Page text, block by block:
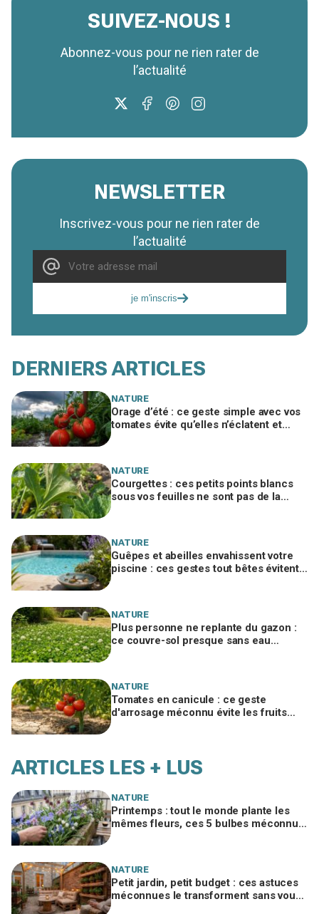
SUIVEZ-NOUS !
Abonnez-vous pour ne rien rater de
l’actualité
NEWSLETTER
Inscrivez-vous pour ne rien rater de
l’actualité
je m'inscris
DERNIERS ARTICLES
NATURE
Orage d’été : ce geste simple avec vos
tomates évite qu’elles n’éclatent et
NATURE
Courgettes : ces petits points blancs
sous vos feuilles ne sont pas de la
NATURE
Guêpes et abeilles envahissent votre
piscine : ces gestes tout bêtes évitent
NATURE
Plus personne ne replante du gazon :
ce couvre-sol presque sans eau
NATURE
Tomates en canicule : ce geste
d'arrosage méconnu évite les fruits
ARTICLES LES + LUS
NATURE
Printemps : tout le monde plante les
mêmes fleurs, ces 5 bulbes méconnus
NATURE
Petit jardin, petit budget : ces astuces
méconnues le transforment sans vous